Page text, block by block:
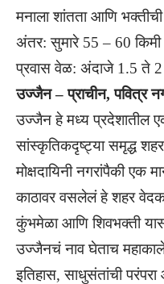
मनाला शांतता आणि
अंतर: सुमारे 55 – 60 किमी
प्रवास वेळ: अंदाजे 1.5 ते
उज्जैन – प्राचीन, पवित्र
उज्जैन हे मध्य प्रदेशातील
सांस्कृतिकदृष्ट्या समृद्ध
मोक्षदायिनी नगरांपैकी एक
काठावर वसलेलं हे शहर
कुंभमेळा आणि शिवभक्ती
उज्जैनचं नाव घेताच
इतिहास, साधुसंतांची